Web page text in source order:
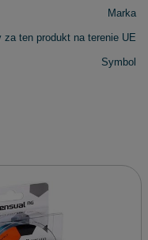
Marka
za ten produkt na terenie UE
Symbol